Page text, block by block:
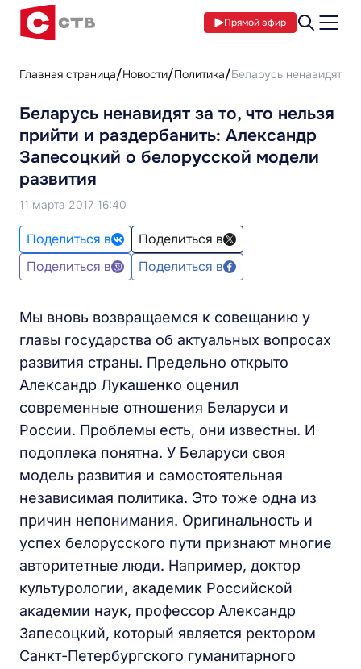
Прямой эфир
Главная страница Новости Политика Беларусь ненавидят
Беларусь ненавидят за то, что нельзя
прийти и раздербанить: Александр
Запесоцкий о белорусской модели
развития
11 марта 2017 16:40
Поделиться в
Поделиться в
Поделиться в
Поделиться в
Мы вновь возвращаемся к совещанию у
главы государства об актуальных вопросах
развития страны. Предельно открыто
Александр Лукашенко оценил
современные отношения Беларуси и
России. Проблемы есть, они известны. И
подоплека понятна. У Беларуси своя
модель развития и самостоятельная
независимая политика. Это тоже одна из
причин непонимания. Оригинальность и
успех белорусского пути признают многие
авторитетные люди. Например, доктор
культурологии, академик Российской
академии наук, профессор Александр
Запесоцкий, который является ректором
Санкт-Петербургского гуманитарного